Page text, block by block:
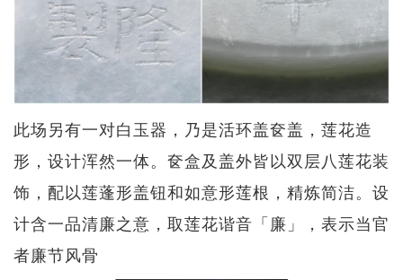
此场另有一对白玉器，乃是活环盖奁盖，莲花造
形，设计浑然一体。奁盒及盖外皆以双层八莲花装
饰，配以莲蓬形盖钮和如意形莲根，精炼简洁。设
计含一品清廉之意，取莲花谐音「廉」，表示当官
者廉节风骨​